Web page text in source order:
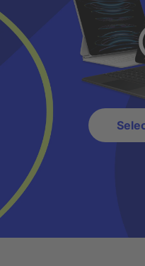
Cum să instalez
Suport